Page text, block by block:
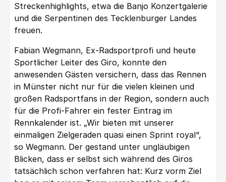
Streckenhighlights, etwa die Banjo Konzertgalerie
und die Serpentinen des Tecklenburger Landes
freuen.
Fabian Wegmann, Ex-Radsportprofi und heute
Sportlicher Leiter des Giro, konnte den
anwesenden Gästen versichern, dass das Rennen
in Münster nicht nur für die vielen kleinen und
großen Radsportfans in der Region, sondern auch
für die Profi-Fahrer ein fester Eintrag im
Rennkalender ist. „Wir bieten mit unserer
einmaligen Zielgeraden quasi einen Sprint royal“,
so Wegmann. Der gestand unter ungläubigen
Blicken, dass er selbst sich während des Giros
tatsächlich schon verfahren hat: Kurz vorm Ziel